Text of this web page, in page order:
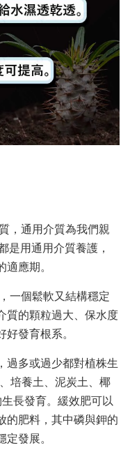
，通用介質為我們親
是用通用介質養護，
應期。
一個鬆軟又結構穩定
質的顆粒過大、保水度
發育根系。
過多或過少都對植株生
培養土、泥炭土、椰
長發育。緩效肥可以
的肥料，其中磷與鉀的
發展。